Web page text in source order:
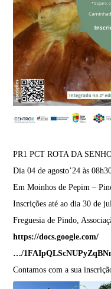
PR1 PCT ROTA DA
Dia04 de agosto’24 às
EmMoinhos de Pepim –
Inscrições até ao dia 30 de
Freguesia de Pindo,
https://docs.google.com/
…/
Contamos com a sua